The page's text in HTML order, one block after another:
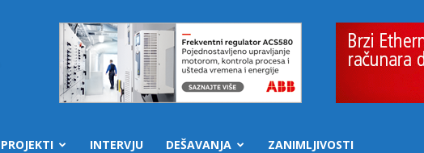
PROJEKTI INTERVJU DEŠAVANJA ZANIMLJIVOSTI